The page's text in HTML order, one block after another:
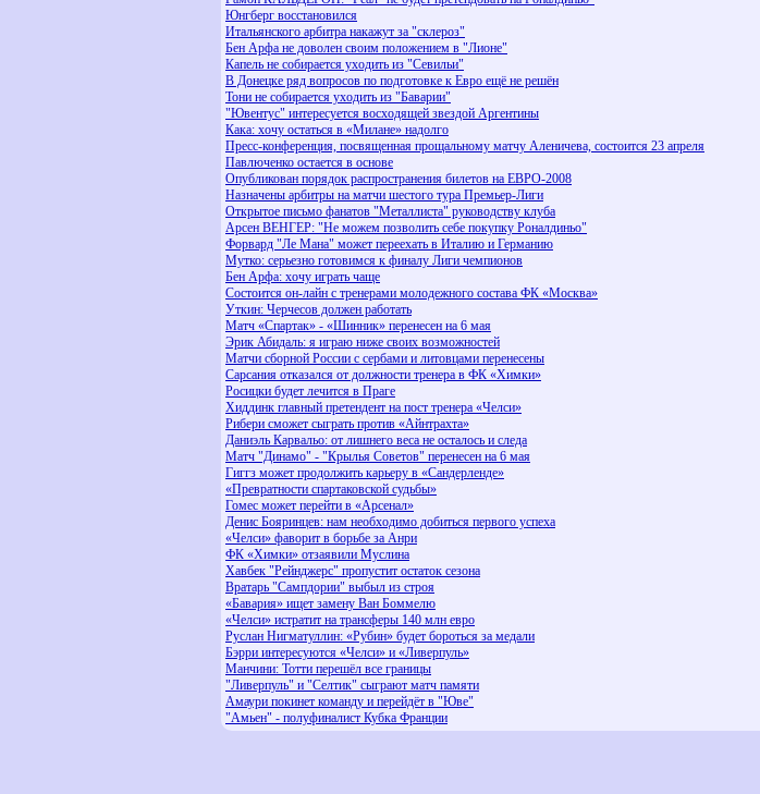
Юнгберг восстановился
Итальянского арбитра накажут за "склероз"
Бен Арфа не доволен своим положением в "Лионе"
Капель не собирается уходить из "Севильи"
В Донецке ряд вопросов по подготовке к Евро ещё не решён
Тони не собирается уходить из "Баварии"
"Ювентус" интересуется восходящей звездой Аргентины
Кака: хочу остаться в «Милане» надолго
Пресс-конференция, посвященная прощальному матчу Аленичева, состоится 23 апреля
Павлюченко остается в основе
Опубликован порядок распространения билетов на ЕВРО-2008
Назначены арбитры на матчи шестого тура Премьер-Лиги
Открытое письмо фанатов "Металлиста" руководству клуба
Арсен ВЕНГЕР: "Не можем позволить себе покупку Роналдиньо"
Форвард "Ле Мана" может переехать в Италию и Германию
Мутко: серьезно готовимся к финалу Лиги чемпионов
Бен Арфа: хочу играть чаще
Состоится он-лайн с тренерами молодежного состава ФК «Москва»
Уткин: Черчесов должен работать
Матч «Спартак» - «Шинник» перенесен на 6 мая
Эрик Абидаль: я играю ниже своих возможностей
Матчи сборной России с сербами и литовцами перенесены
Сарсания отказался от должности тренера в ФК «Химки»
Росицки будет лечится в Праге
Хиддинк главный претендент на пост тренера «Челси»
Рибери сможет сыграть против «Айнтрахта»
Даниэль Карвальо: от лишнего веса не осталось и следа
Матч "Динамо" - "Крылья Советов" перенесен на 6 мая
Гиггз может продолжить карьеру в «Сандерленде»
«Превратности спартаковской судьбы»
Гомес может перейти в «Арсенал»
Денис Бояринцев: нам необходимо добиться первого успеха
«Челси» фаворит в борьбе за Анри
ФК «Химки» отзаявили Муслина
Хавбек "Рейнджерс" пропустит остаток сезона
Вратарь "Сампдории" выбыл из строя
«Бавария» ищет замену Ван Боммелю
«Челси» истратит на трансферы 140 млн евро
Руслан Нигматуллин: «Рубин» будет бороться за медали
Бэрри интересуются «Челси» и «Ливерпуль»
Манчини: Тотти перешёл все границы
"Ливерпуль" и "Селтик" сыграют матч памяти
Амаури покинет команду и перейдёт в "Юве"
"Амьен" - полуфиналист Кубка Франции